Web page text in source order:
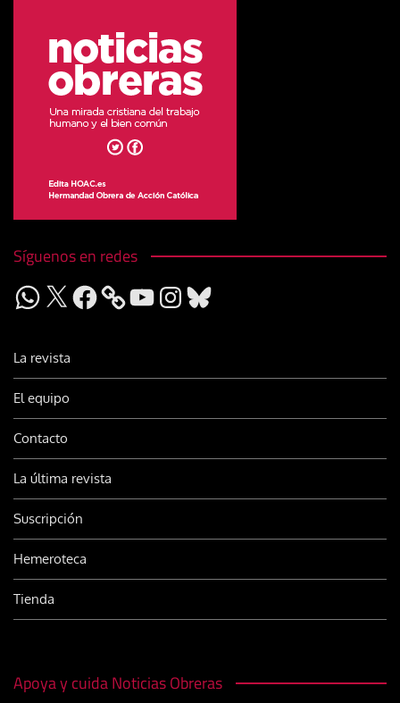
Síguenos en redes
WhatsApp
X Facebook YouTubeInstagram
Bluesky
La revista
El equipo
Contacto
La última revista
Suscripción
Hemeroteca
Tienda
Apoya y cuida Noticias Obreras